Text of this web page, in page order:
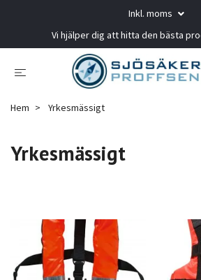
Inkl. moms
Vi hjälper dig att hitta den bästa
Hem Yrkesmässigt
Yrkesmässigt